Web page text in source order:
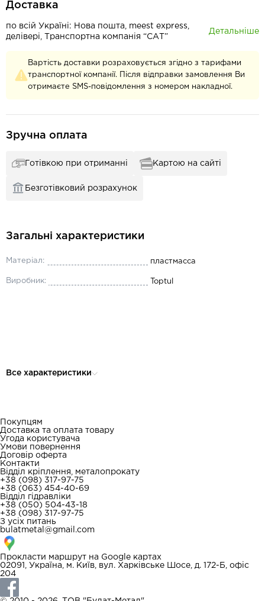
Доставка
по всій Україні: Нова пошта, meest express,
делівері, Транспортна компанія “САТ”
Детальніше
Вартість доставки розраховується згідно з тарифами
транспортної компанії. Після відправки замовлення Ви
отримаєте SMS-повідомлення з номером накладної.
Зручна оплата
Готівкою при отриманні Картою на сайті
Безготівковий розрахунок
Загальні характеристики
Матеріал: пластмасса
Виробник: Toptul
Все характеристики
Покупцям
Доставка та оплата товару
Угода користувача
Умови повернення
Договір оферта
Контакти
Відділ кріплення, металопрокату
+38 (098) 317-97-75
+38 (063) 454-40-69
Відділ гідравліки
+38 (050) 504-43-18
+38 (098) 317-97-75
З усіх питань
bulatmetal@gmail.com
Прокласти маршрут на Google картах
02091, Україна, м. Київ, вул. Харківське Шосе, д. 172-Б, офіс
204